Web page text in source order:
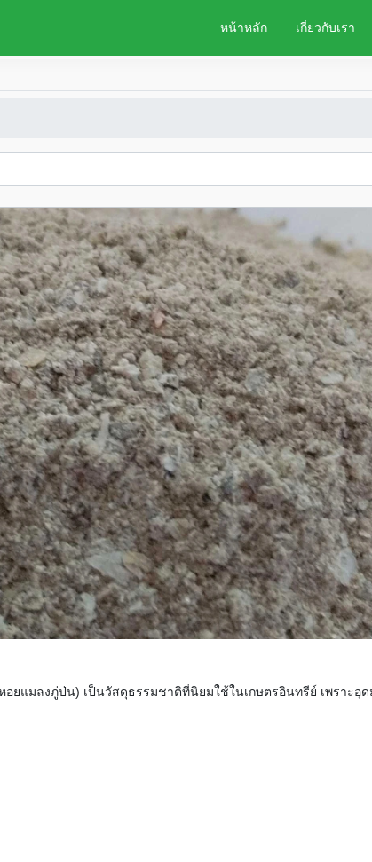
หน้าหลัก เกี่ยวกับเรา
อยแมลงภู่ป่น) เป็นวัสดุธรรมชาติที่นิยมใช้ในเกษตรอินทรีย์ เพราะอุ